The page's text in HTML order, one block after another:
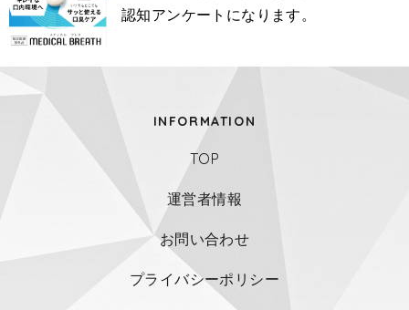
認知アンケートになります。
INFORMATION
TOP
運営者情報
お問い合わせ
プライバシーポリシー